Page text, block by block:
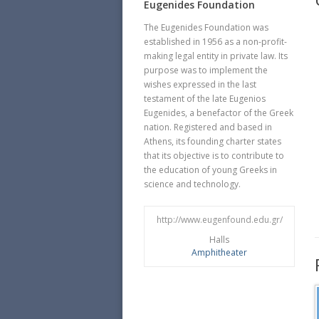
Eugenides Foundation
The Eugenides Foundation was
established in 1956 as a non-profit-
making legal entity in private law. Its
purpose was to implement the
wishes expressed in the last
testament of the late Eugenios
Eugenides, a benefactor of the Greek
nation. Registered and based in
Athens, its founding charter states
that its objective is to contribute to
the education of young Greeks in
science and technology.
http://www.eugenfound.edu.gr/
Halls
Amphitheater